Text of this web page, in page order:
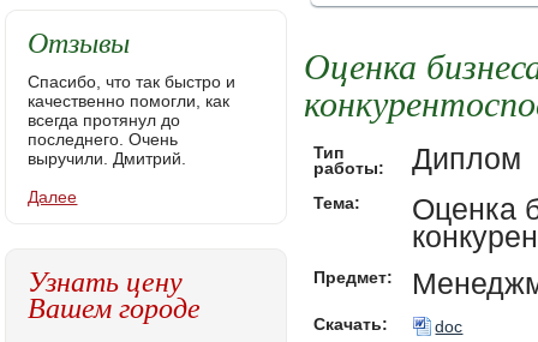
Оценка
Тип
работы:
Диплом
Тема:
Оценка
Предмет:
Скачать:
doc
Отзывы
Спасибо, что так быстро и
качественно помогли, как
всегда протянул до
последнего. Очень
выручили. Дмитрий.
Далее
Узнать цену
Вашем городе